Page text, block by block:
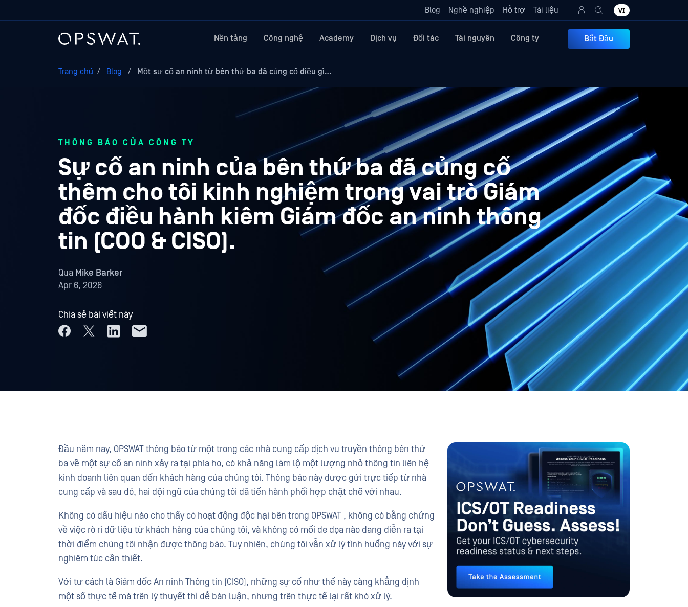
Blog Nghề nghiệp Hỗ trợ Tài liệu VI
Nền tảng Công nghệ Academy Dịch vụ Đối tác Tài nguyên Công ty Bắt Đầu
Trang chủ / Blog / Một sự cố an ninh từ bên thứ ba đã củng cố điều gì…
THÔNG BÁO CỦA CÔNG TY
Sự cố an ninh của bên thứ ba đã củng cố
thêm cho tôi kinh nghiệm trong vai trò Giám
đốc điều hành kiêm Giám đốc an ninh thông
tin (COO & CISO).
Qua Mike Barker
Apr 6, 2026
Chia sẻ bài viết này
Đầu năm nay, OPSWAT thông báo từ một trong các nhà cung cấp dịch vụ truyền thông bên thứ
ba về một sự cố an ninh xảy ra tại phía họ, có khả năng làm lộ một lượng nhỏ thông tin liên hệ
kinh doanh liên quan đến khách hàng của chúng tôi. Thông báo này được gửi trực tiếp từ nhà
cung cấp và sau đó, hai đội ngũ của chúng tôi đã tiến hành phối hợp chặt chẽ với nhau.
Không có dấu hiệu nào cho thấy có hoạt động độc hại bên trong OPSWAT , không có bằng chứng
về việc rò rỉ dữ liệu từ khách hàng của chúng tôi, và không có mối đe dọa nào đang diễn ra tại
thời điểm chúng tôi nhận được thông báo. Tuy nhiên, chúng tôi vẫn xử lý tình huống này với sự
nghiêm túc cần thiết.
Với tư cách là Giám đốc An ninh Thông tin (CISO), những sự cố như thế này càng khẳng định
một số thực tế mà trên lý thuyết thì dễ bàn luận, nhưng trên thực tế lại rất khó xử lý.